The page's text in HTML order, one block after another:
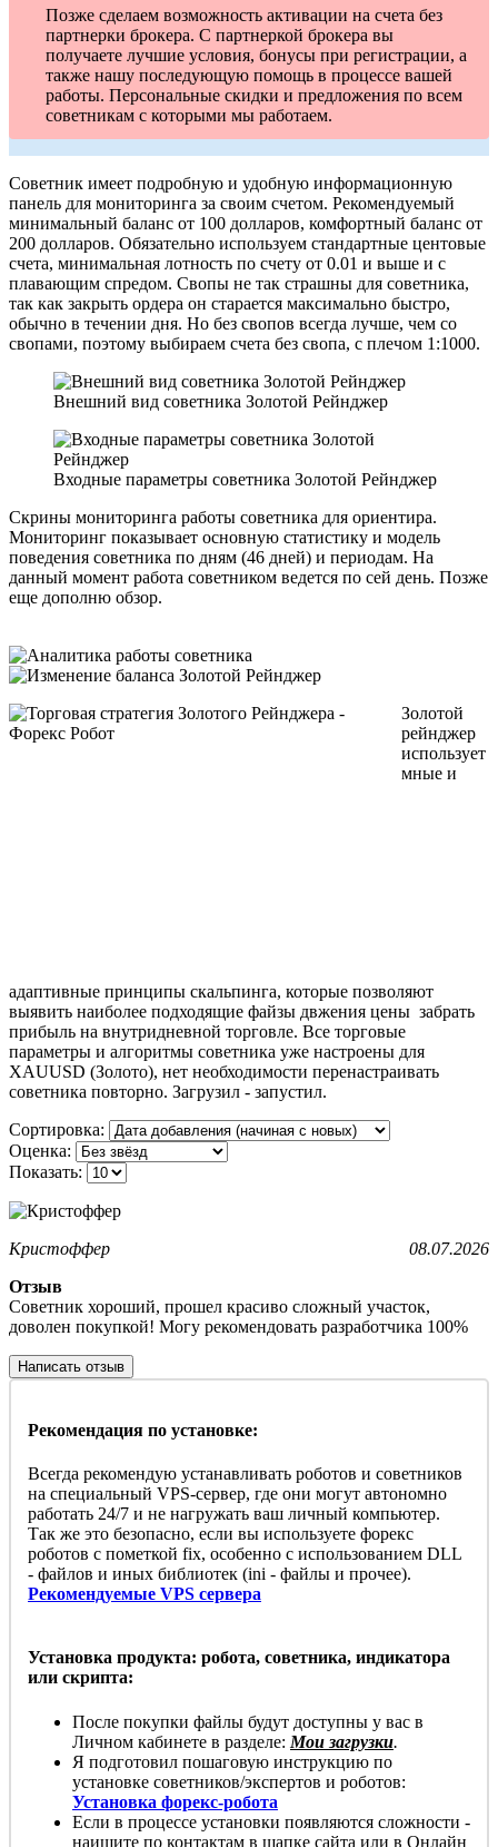
Позже сделаем возможность активации на счета без
партнерки брокера. С партнеркой брокера вы
получаете лучшие условия, бонусы при регистрации, а
также нашу последующую помощь в процессе вашей
работы. Персональные скидки и предложения по всем
советникам с которыми мы работаем.
Советник имеет подробную и удобную информационную
панель для мониторинга за своим счетом. Рекомендуемый
минимальный баланс от 100 долларов, комфортный баланс от
200 долларов. Обязательно используем стандартные центовые
счета, минимальная лотность по счету от 0.01 и выше и с
плавающим спредом. Свопы не так страшны для советника,
так как закрыть ордера он старается максимально быстро,
обычно в течении дня. Но без свопов всегда лучше, чем со
свопами, поэтому выбираем счета без свопа, с плечом 1:1000.
Внешний вид советника Золотой Рейнджер
Входные параметры советника Золотой Рейнджер
Скрины мониторинга работы советника для ориентира.
Мониторинг показывает основную статистику и модель
поведения советника по дням (46 дней) и периодам. На
данный момент работа советником ведется по сей день. Позже
еще дополню обзор.
Золотой
рейнджер
использует
мные и
адаптивные принципы скальпинга, которые позволяют
выявить наиболее подходящие файзы двжения цены забрать
прибыль на внутридневной торговле. Все торговые
параметры и алгоритмы советника уже настроены для
XAUUSD (Золото), нет необходимости перенастраивать
советника повторно. Загрузил - запустил.
Сортировка:
Оценка:
Показать:
Кристоффер
08.07.2026
Отзыв
Советник хороший, прошел красиво сложный участок,
доволен покупкой! Могу рекомендовать разработчика 100%
Написать отзыв
Рекомендация по установке:
Всегда рекомендую устанавливать роботов и советников
на специальный VPS-сервер, где они могут автономно
работать 24/7 и не нагружать ваш личный компьютер.
Так же это безопасно, если вы используете форекс
роботов с пометкой fix, особенно с использованием DLL
- файлов и иных библиотек (ini - файлы и прочее).
Рекомендуемые VPS сервера
Установка продукта: робота, советника, индикатора
или скрипта:
После покупки файлы будут доступны у вас в
Личном кабинете в разделе: Мои загрузки.
Я подготовил пошаговую инструкцию по
установке советников/экспертов и роботов:
Установка форекс-робота
Если в процессе установки появляются сложности -
наишите по контактам в шапке сайта или в Онлайн